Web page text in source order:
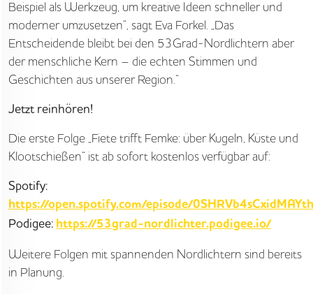
Beispiel als Werkzeug, um kreative Ideen schneller und
moderner umzusetzen“, sagt Eva Forkel. „Das
Entscheidende bleibt bei den 53Grad-Nordlichtern aber
der menschliche Kern – die echten Stimmen und
Geschichten aus unserer Region.“
Jetzt reinhören!
Die erste Folge „Fiete trifft Femke: über Kugeln, Küste und
Klootschießen“ ist ab sofort kostenlos verfügbar auf:
Spotify:
https://open.spotify.com/episode/
Podigee: https://53grad-nordlichter.podigee.io/
Weitere Folgen mit spannenden Nordlichtern sind bereits
in Planung.